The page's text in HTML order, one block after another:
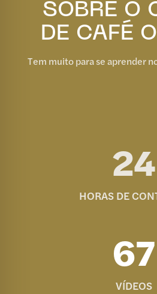
SOBRE O
DE CAFÉ
Tem muito para se aprender
24
HORAS DE
67
VÍDEOS